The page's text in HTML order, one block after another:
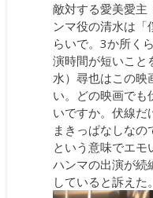
敵対する愛美愛主
ンマ役の清水は「
らいで。3か所く
演時間が短いこと
水）尋也はこの映
い。どの映画でも
いですか。伏線だ
まきっぱなしなの
という意味でエモ
ハンマの出演が続
していると訴えた。